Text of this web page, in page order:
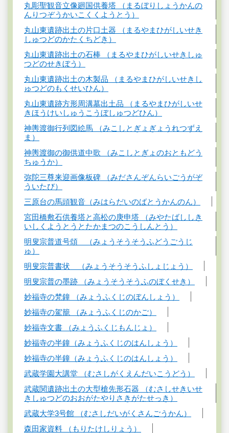
丸彫聖観音立像廻国供養塔 （まるぼりしょうかんの
んりつぞうかいこくくようとう）
丸山東遺跡出土の片口土器 （まるやまひがしいせき
しゅつどのかたくちどき）
丸山東遺跡出土の石棒 （まるやまひがしいせきしゅ
つどのせきぼう）
丸山東遺跡出土の木製品 （まるやまひがしいせきし
ゅつどのもくせいひん）
丸山東遺跡方形周溝墓出土品 （まるやまひがしいせ
きほうけいしゅうこうぼしゅつどひん）
神輿渡御行列図絵馬 （みこしとぎょぎょうれつずえ
ま）
神輿渡御の御供道中歌 （みこしとぎょのおともどう
ちゅうか）
弥陀三尊来迎画像板碑 （みださんぞんらいごうがぞ
ういたび）
三原台の馬頭観音（みはらだいのばとうかんのん）
宮田橋敷石供養塔と高松の庚申塔 （みやたばししき
いしくようとうとたかまつのこうしんとう）
明叟宗普道号頌 （みょうそうそうふどうごうじ
ゅ）
明叟宗普書状 （みょうそうそうふしょじょう）
明叟宗普の墨跡 （みょうそうそうふのぼくせき）
妙福寺の梵鐘 （みょうふくじのぼんしょう）
妙福寺の駕籠 （みょうふくじのかご）
妙福寺文書 （みょうふくじもんじょ）
妙福寺の半鐘（みょうふくじのはんしょう）
妙福寺の半鐘（みょうふくじのはんしょう）
武蔵学園大講堂 （むさしがくえんだいこうどう）
武蔵関遺跡出土の大型槍先形石器 （むさしせきいせ
きしゅつどのおおがたやりさきがたせっき）
武蔵大学3号館 （むさしだいがくさんごうかん）
森田家資料 （もりたけしりょう）